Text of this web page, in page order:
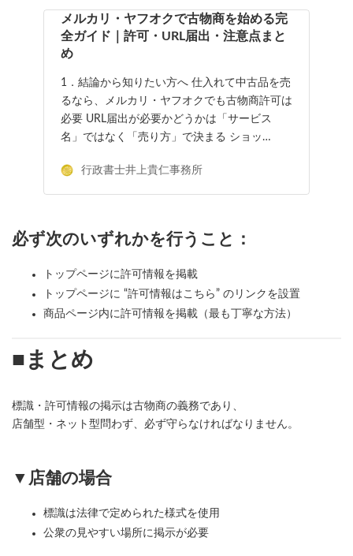
メルカリ・ヤフオクで古物商を始める完
全ガイド｜許可・URL届出・注意点まと
め
1．結論から知りたい方へ 仕入れて中古品を売
るなら、メルカリ・ヤフオクでも古物商許可は
必要 URL届出が必要かどうかは「サービス
名」ではなく「売り方」で決まる ショッ…
行政書士井上貴仁事務所
必ず次のいずれかを行うこと：
トップページに許可情報を掲載
トップページに “許可情報はこちら” のリンクを設置
商品ページ内に許可情報を掲載（最も丁寧な方法）
■まとめ
標識・許可情報の掲示は古物商の義務であり、
店舗型・ネット型問わず、必ず守らなければなりません。
▼店舗の場合
標識は法律で定められた様式を使用
公衆の見やすい場所に掲示が必要